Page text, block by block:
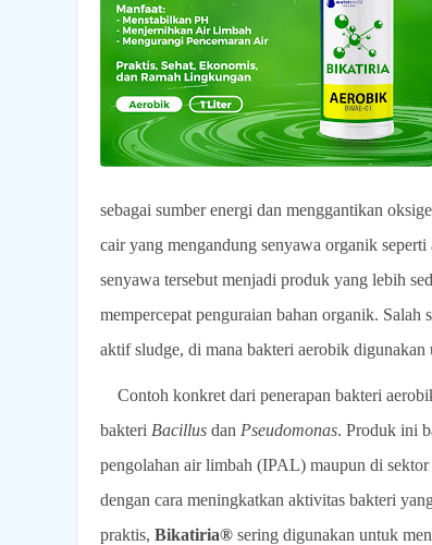
sebagai sumber energi dan menggantikan
cair yang mengandung senyawa organik
senyawa tersebut menjadi produk yang lebih
mempercepat penguraian bahan organik.
aktif sludge, di mana bakteri aerobik
Contoh konkret dari penerapan bakteri
bakteri Bacillus dan Pseudomonas. Produk ini
pengolahan air limbah (IPAL) maupun di
dengan cara meningkatkan aktivitas bakteri
praktis, Bikatiria® sering digunakan untuk